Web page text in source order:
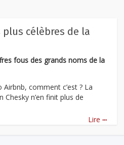
plus célèbres de la
fous des grands noms de la
Airbnb, comment c’est ? La
n’en finit plus de
Lire ...